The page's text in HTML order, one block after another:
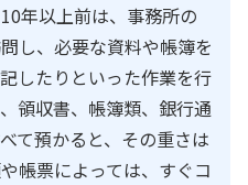
年以上前は、事務所の
し、必要な資料や帳簿を
したりといった作業を行
領収書、帳簿類、銀行通
て預かると、その重さは
帳票によっては、すぐコ